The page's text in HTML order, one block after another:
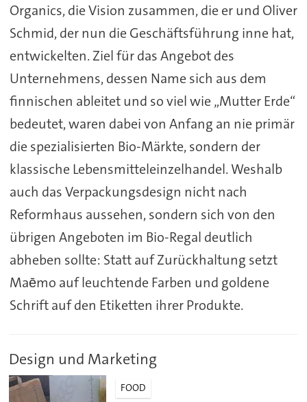
Organics, die Vision zusammen, die er und Oliver
Schmid, der nun die Geschäftsführung inne hat,
entwickelten. Ziel für das Angebot des
Unternehmens, dessen Name sich aus dem
finnischen ableitet und so viel wie „Mutter Erde“
bedeutet, waren dabei von Anfang an nie primär
die spezialisierten Bio-Märkte, sondern der
klassische Lebensmitteleinzelhandel. Weshalb
auch das Verpackungsdesign nicht nach
Reformhaus aussehen, sondern sich von den
übrigen Angeboten im Bio-Regal deutlich
abheben sollte: Statt auf Zurückhaltung setzt
Maēmo auf leuchtende Farben und goldene
Schrift auf den Etiketten ihrer Produkte.
Design und Marketing
FOOD